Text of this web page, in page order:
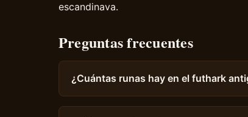
escandinava.
Preguntas frecuentes
¿Cuántas runas hay en el futhark